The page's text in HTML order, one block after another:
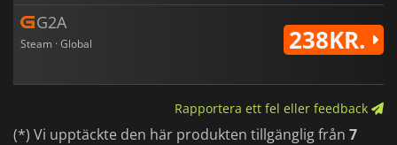
G2A
Steam · Global 238KR.
Rapportera ett fel eller feedback
(*) Vi upptäckte den här produkten tillgänglig från 7